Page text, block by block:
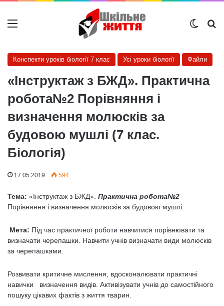
Меню
Конспекти уроків біології 7 клас Усі уроки біології Файли
«Інструктаж з БЖД». Практична
робота№2 Порівняння і
визначення молюсків за
будовою мушлі (7 клас.
Біологія)
17.05.2019 594
Тема: «Інструктаж з БЖД». Практична робота№2
Порівняння і визначення молюсків за будовою мушлі.
Мета: Під час практичної роботи навчитися порівнювати та
визначати черепашки. Навчити учнів визначати види молюсків
за черепашками.
Розвивати критичне мислення, вдосконалювати практичні
навички визначення видів. Активізувати учнів до самостійного
пошуку цікавих фактів з життя тварин.